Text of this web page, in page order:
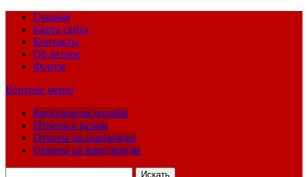
Главная
Карта сайта
Контакты
Об авторе
Форум
Верхнее меню
Кроссворды онлайн
Ответы к играм
Ответы на сканворды
Ответы на кроссворды